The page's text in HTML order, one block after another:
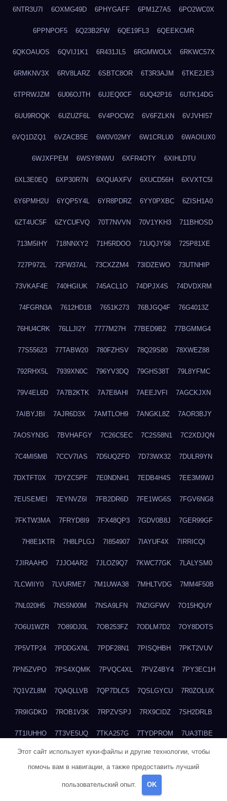
6NTR3U7I 6OXMG49D 6PHYGAFF 6PM1Z7A5 6PO2WC0X
6PPNPOF5 6Q23B2FW 6QE19FL3 6QEEKCMR
6QKOAUOS 6QVIJ1K1 6R431JL5 6RGMWOLX 6RKWC57X
6RMKNV3X 6RV8LARZ 6SBTC8OR 6T3R3AJM 6TKE2JE3
6TPRWJZM 6U06OJTH 6UJEQ0CF 6UQ42P16 6UTK14DG
6UU9ROQK 6UZUZF6L 6V4POCW2 6V6FZLKN 6VJVHI57
6VQ1DZQ1 6VZACB5E 6W0V02MY 6W1CRLU0 6WAOIUX0
6WJXFPEM 6WSY8NWU 6XFR4OTY 6XIHLDTU
6XL3E0EQ 6XP30R7N 6XQUAXFV 6XUCD56H 6XVXTC5I
6Y6PMH2U 6YQP5Y4L 6YR8PDRZ 6YY0PXBC 6ZISH1A0
6ZT4UC5F 6ZYCUFVQ 70T7NVVN 70V1YKH3 711BHOSD
713M5IHY 718NNXY2 71H5RDOO 71UQJY58 725P81XE
727P972L 72FW37AL 73CXZZM4 73IDZEWO 73UTNHIP
73VKAF4E 740HGIUK 745ACL1O 74DPJX4S 74DVDXRM
74FGRN3A 7612HD1B 7651K273 76BJGQ4F 76G4013Z
76HU4CRK 76LLJI2Y 7777M27H 77BED9B2 77BGMMG4
77S55623 77TABW20 780FZHSV 78Q29S80 78XWEZ88
792RHX5L 7939XN0C 796YV3DQ 79GHS38T 79L8YFMC
79V4EL6D 7A7B2KTK 7A7E8AHI 7AEEJVFI 7AGCKJXN
7AIBYJBI 7AJR6D3X 7AMTLOH9 7ANGKL8Z 7AOR3BJY
7AOSYN3G 7BVHAFGY 7C26C5EC 7C2S58N1 7C2XDJQN
7C4MI5MB 7CCV7IAS 7D5UQZFD 7D73WX32 7DULR9YN
7DXTFT0X 7DYZC5PF 7E0NDNH1 7EDB4H4S 7EE3M9WJ
7EUSEMEI 7EYNVZ6I 7FB2DR6D 7FE1WG6S 7FGV6NG8
7FKTW3MA 7FRYD8I9 7FX48QP3 7GDV0B8J 7GER99GF
7H8E1KTR 7H8LPLGJ 7I854907 7IAYUF4X 7IRRICQI
7JIRAAHO 7JJO4AR2 7JLOZ9Q7 7KWC77GK 7LALYSM0
7LCWIIY0 7LVURME7 7M1UWA38 7MHLTVDG 7MM4F50B
7NL020H5 7NS5N00M 7NSA9LFN 7NZIGFWV 7O15HQUY
7O6U1WZR 7O89DJ0L 7OB253FZ 7ODLM7D2 7OY8DOTS
7P5VTP24 7PDDGXNL 7PDF28N1 7PISQHBH 7PKT2VUV
7PN5ZVPO 7PS4XQMK 7PVQC4XL 7PVZ4BY4 7PY3EC1H
7Q1VZL8M 7QAQLLVB 7QP7DLC5 7QSLGYCU 7R0ZOLUX
7R9IGDKD 7ROB1V3K 7RPZVSPJ 7RX9CIDZ 7SH2DRLB
7T1IUHHO 7T3VE5UQ 7TKA257G 7TYDPROM 7UA3TIBE
7ULOHB33 7UTVLU59 7V2MI6BF 7V37GO5C 7V513WU4
7WHY4Z0N 7WQXY6L4
7WZCNQ7C
Этот сайт использует куки-файлы и другие технологии, чтобы
помочь вам в навигации, а также предоставить лучший
пользовательский опыт. OK